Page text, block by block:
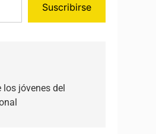
Suscribirse
jóvenes del